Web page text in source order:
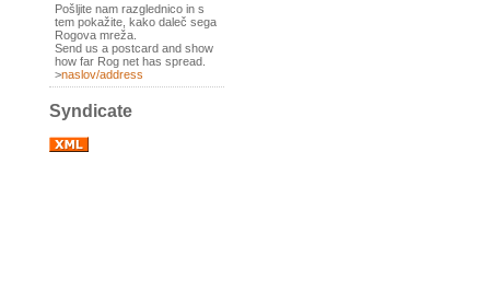
Pošljite nam razglednico in s
tem pokažite, kako daleč sega
Rogova mreža.
Send us a postcard and show
how far Rog net has spread.
>naslov/address
Syndicate